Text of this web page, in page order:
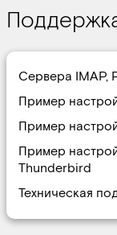
Сервера IMAP,
Пример
Пример
Пример
Thunderbird
Техническая